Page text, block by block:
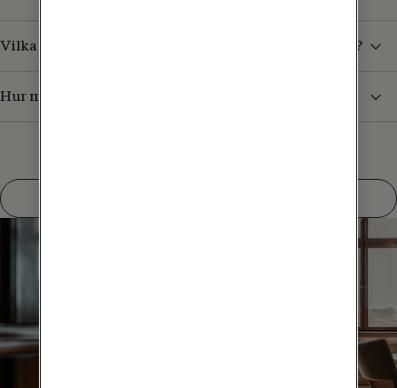
Vilka olika typer av bredband erbjuder Tele2 Företag?
Hur mäts bredbandshastigheten?